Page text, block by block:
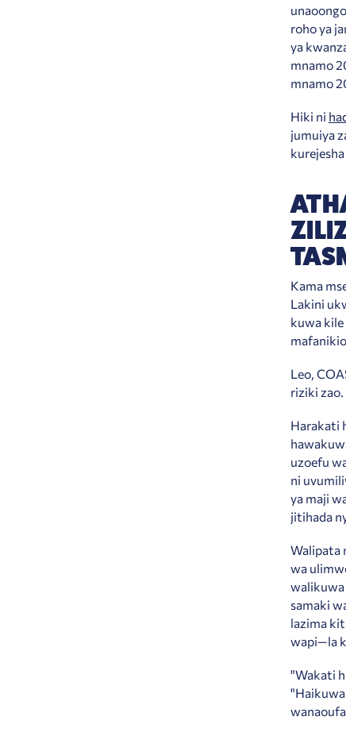
roho ya
ya
mnamo
mnamo
Hiki ni
jumuiya
Kama
Lakini
kuwa kile
Leo,
riziki zao.
Harakati
uzoefu
ni
ya maji
jitihada
Walipata
wa
walikuwa
samaki
lazima
wapi—la
"Wakati